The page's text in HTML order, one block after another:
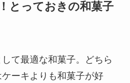
とっておきの和菓子
て最適な和菓子。どちら
ーキよりも和菓子が好